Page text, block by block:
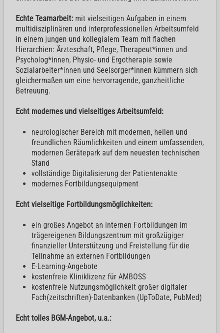
Echte Teamarbeit: mit vielseitigen Aufgaben in einem
multidisziplinären und interprofessionellen Arbeitsumfeld
in einem jungen und kollegialem Team mit flachen
Hierarchien: Ärzteschaft, Pflege, Therapeut*innen und
Psycholog*innen, Physio- und Ergotherapie sowie
Sozialarbeiter*innen und Seelsorger*innen kümmern sich
gleichermaßen um eine hervorragende, ganzheitliche
Betreuung.
Echt modernes und vielseitiges Arbeitsumfeld:
neurologischer Bereich mit modernen, hellen und
freundlichen Räumlichkeiten und einem umfassenden,
modernen Gerätepark auf dem neuesten technischen
Stand
vollständige Digitalisierung der Patientenakte
modernes Fortbildungsequipment
Echt vielseitige Fortbildungsmöglichkeiten:
ein großes Angebot an internen Fortbildungen im
trägereigenen Bildungszentrum mit großzügiger
finanzieller Unterstützung und Freistellung für die
Teilnahme an externen Fortbildungen
E-Learning-Angebote
kostenfreie Kliniklizenz für AMBOSS
kostenfreie Nutzungsmöglichkeit großer digitaler
Fach(zeitschriften)-Datenbanken (UpToDate, PubMed)
Echt tolles BGM-Angebot, u.a.: